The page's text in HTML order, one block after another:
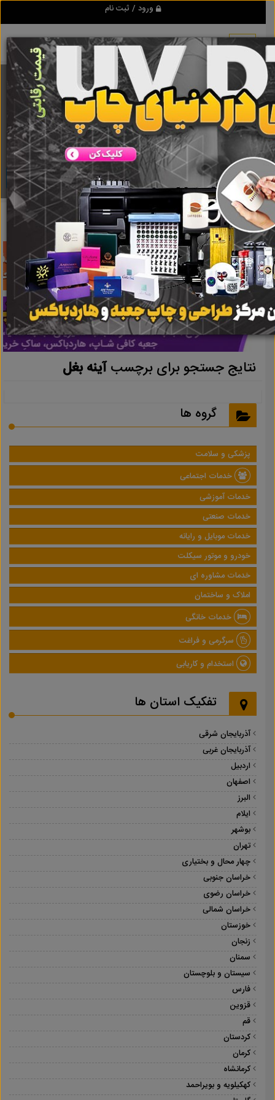
ورود / ثبت نام
برنامه اندروید تبلیغ شو
مرجع نیازمندیها و تبلیغات اینترنتی
دانلود
تبلیغ شو آینه بغل نتایج جستجو برای برچسب آینه بغل
نتایج جستجو برای برچسبآینه بغل
گروه ها
پزشکی و سلامت
خدمات اجتماعی
خدمات آموزشی
خدمات صنعتی
خدمات موبایل و رایانه
خودرو و موتور سیکلت
خدمات مشاوره ای
املاک و ساختمان
خدمات خانگی
سرگرمی و فراغت
استخدام و کاریابی
تفکیک استان ها
آذربایجان شرقی
آذربایجان غربی
اردبیل
اصفهان
البرز
ایلام
بوشهر
تهران
چهار محال و بختیاری
خراسان جنوبی
خراسان رضوی
خراسان شمالی
خوزستان
زنجان
سمنان
سیستان و بلوچستان
فارس
قزوین
قم
کردستان
کرمان
کرمانشاه
کهکیلویه و بویراحمد